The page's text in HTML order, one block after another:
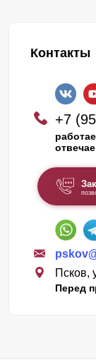
Контакты
+7
Псков,
Перед